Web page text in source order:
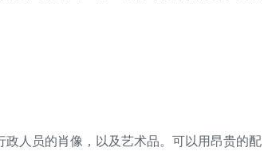
人员的肖像，以及艺术品。可以用昂贵的配